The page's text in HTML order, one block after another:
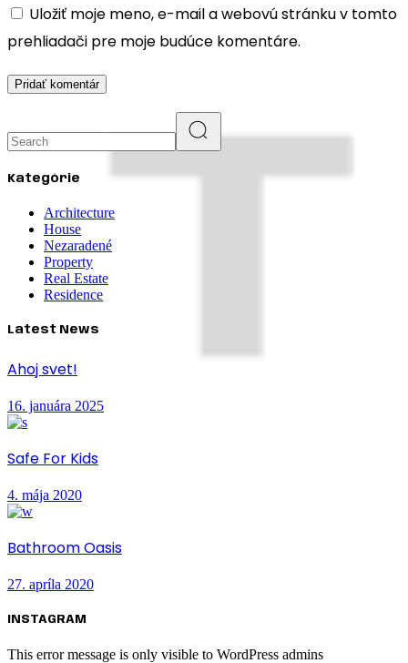
Uložiť moje meno, e-mail a webovú stránku v tomto
prehliadači pre moje budúce komentáre.
Pridať komentár
Kategórie
Architecture
House
Nezaradené
Property
Real Estate
Residence
Latest News
Ahoj svet!
16. januára 2025
Safe For Kids
4. mája 2020
Bathroom Oasis
27. apríla 2020
INSTAGRAM
This error message is only visible to WordPress admins